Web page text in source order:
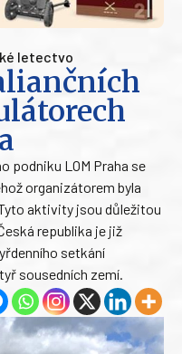
letectvo
podniku LOM Praha se
organizátorem byla
aktivity jsou důležitou
republika je již
setkání
sousedních zemí.